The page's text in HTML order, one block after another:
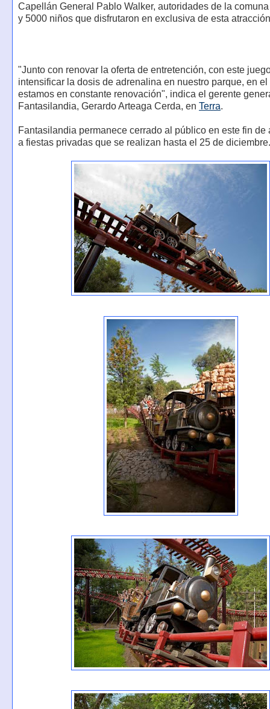
Capellán General Pablo Walker, autoridades de la
y 5000 niños que disfrutaron en exclusiva de esta
"Junto con renovar la oferta de entretención, con este
intensificar la dosis de adrenalina en nuestro parque, en el
estamos en constante renovación", indica el gerente
Fantasilandia, Gerardo Arteaga Cerda, en Terra.
Fantasilandia permanece cerrado al público en este fin de
a fiestas privadas que se realizan hasta el 25 de diciembre.